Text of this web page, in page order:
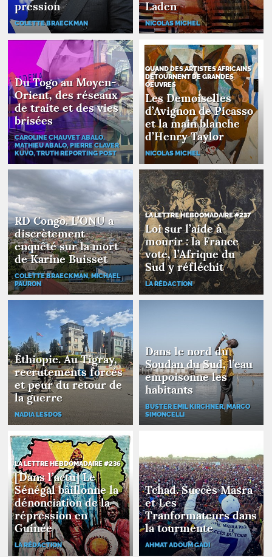
pression
COLETTE BRAECKMAN
Laden
NICOLAS MICHEL
Du Togo au Moyen-
Orient, des réseaux
de traite et des vies
brisées
CAROLINE CHAUVET ABALO,
MATHIEU ABALO, PIERRE CLAVER
KUVO, TRUTH REPORTING POST
QUAND DES ARTISTES AFRICAINS
DÉTOURNENT DE GRANDES
OEUVRES
Les Demoiselles
d’Avignon de Picasso
et la main blanche
d’Henry Taylor
NICOLAS MICHEL
RDCongo. L’ONUa
discrètement
enquêté sur la mort
de Karine Buisset
COLETTE BRAECKMAN, MICHAEL
PAURON
LA LETTRE HEBDOMADAIRE #237
Loi sur l’aide à
mourir : la France
vote, l’Afrique du
Sud y réfléchit
LA RÉDACTION
Éthiopie. Au Tigray,
recrutements forcés
et peur du retour de
la guerre
NADIA LESDOS
Dans le nord du
Soudan du Sud, l’eau
empoisonne les
habitants
BUSTER EMIL KIRCHNER, MARCO
SIMONCELLI
LA LETTRE HEBDOMADAIRE #236
[Dans l’actu] Le
Sénégal bâillonne la
dénonciation de la
répression en
Guinée
LA RÉDACTION
Tchad. Succès Masra
et Les
Tranformateurs dans
la tourmente
AHMAT ADOUM GADI